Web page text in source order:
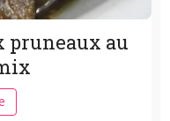
pruneaux au